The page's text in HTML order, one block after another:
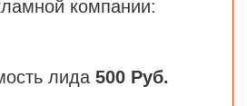
компании:
лида 500 Руб.